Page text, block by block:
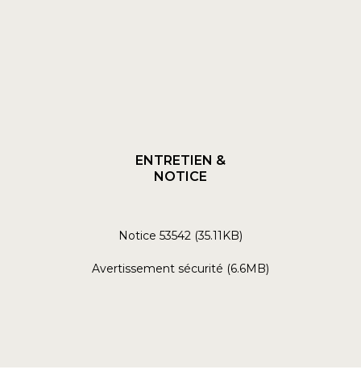
ENTRETIEN &
NOTICE
Notice 53542 (35.11KB)
Avertissement sécurité (6.6MB)